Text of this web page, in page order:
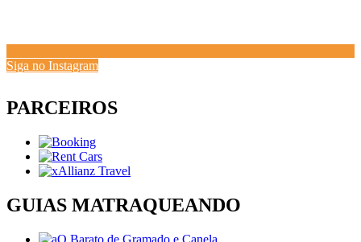
Siga no Instagram
PARCEIROS
GUIAS MATRAQUEANDO